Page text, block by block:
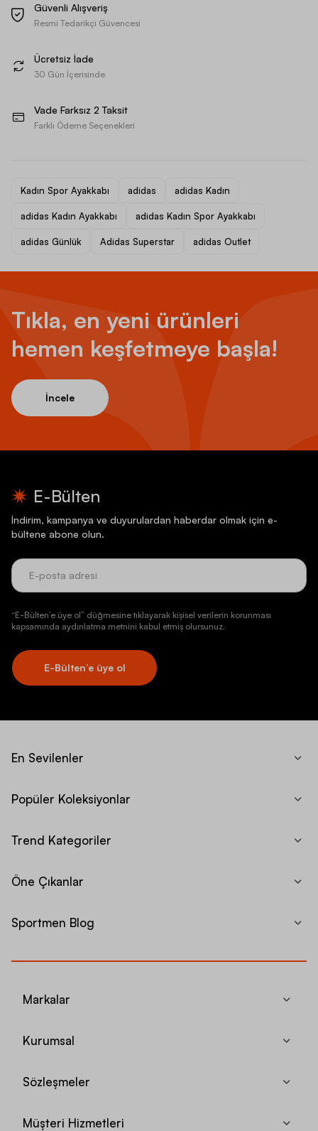
Güvenli Alışveriş
Resmi Tedarikçi Güvencesi
Ücretsiz İade
30 Gün İçerisinde
Vade Farksız 2 Taksit
Farklı Ödeme Seçenekleri
Kadın Spor Ayakkabı adidas adidas Kadın
adidas Kadın Ayakkabı adidas Kadın Spor Ayakkabı
adidas Günlük Adidas Superstar adidas Outlet
Tıkla, en yeni ürünleri
hemen keşfetmeye başla!
İncele
E-Bülten
İndirim, kampanya ve duyurulardan haberdar olmak için e-
bültene abone olun.
“E-Bülten’e üye ol” düğmesine tıklayarak kişisel verilerin korunması
kapsamında aydınlatma metnini kabul etmiş olursunuz.
E-Bülten’e üye ol
En Sevilenler
Popüler Koleksiyonlar
Trend Kategoriler
Öne Çıkanlar
Sportmen Blog
Markalar
Kurumsal
Sözleşmeler
Müşteri Hizmetleri